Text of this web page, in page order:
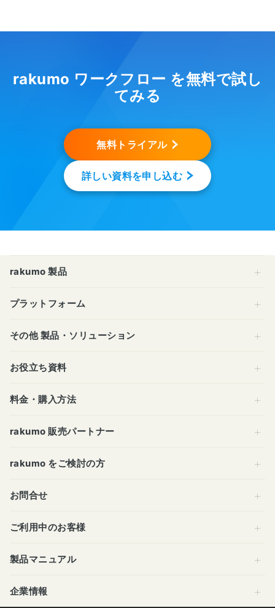
rakumo ワークフロー を無料で試し
てみる
無料トライアル
詳しい資料を申し込む
rakumo 製品
プラットフォーム
その他 製品・ソリューション
お役立ち資料
料金・購入方法
rakumo 販売パートナー
rakumo をご検討の方
お問合せ
ご利用中のお客様
製品マニュアル
企業情報